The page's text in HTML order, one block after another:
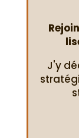
J'y